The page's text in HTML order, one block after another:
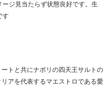
ージ見当たらず状態良好です。生
す
トと共にナポリの四天王サルトの
アを代表するマエストロである愛